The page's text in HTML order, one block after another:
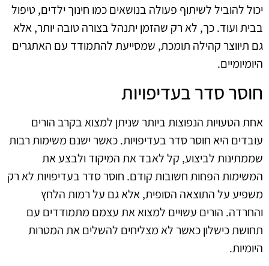
יכול להוביל לשיתוף פעולה בנושאים כמו חינוך ילדים, טיפול
בבית ועוד. כך, לא רק שהזמן יתנהל בצורה טובה יותר, אלא
גם תיווצר קהילה תומכת, שמסייעת להתמודד עם האתגרים
היומיומיים.
חוסר סדר בעדיפויות
אחת הטעויות הנפוצות ביותר שניתן למצוא בקרב הורים
עובדים היא חוסר סדר בעדיפויות. כאשר ישנם משימות רבות
שממתינות לביצוע, קל לאבד את המיקוד ולבצע את
המשימות הפחות חשובות קודם. חוסר סדר בעדיפויות לא רק
משפיע על התוצאה הסופית, אלא גם על רמות הלחץ
והחרדה. הורים עשויים למצוא את עצמם מתמודדים עם
תחושת כישלון כאשר לא מצליחים להשלים את המטרות
היומיות.